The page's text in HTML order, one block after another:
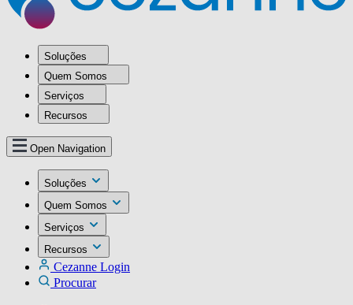
Soluções
Quem Somos
Serviços
Recursos
Open Navigation
Soluções
Quem Somos
Serviços
Recursos
Cezanne Login
Procurar